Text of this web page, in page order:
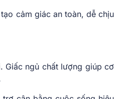
cảm giác an toàn, dễ chịu
Giấc ngủ chất lượng giúp cơ